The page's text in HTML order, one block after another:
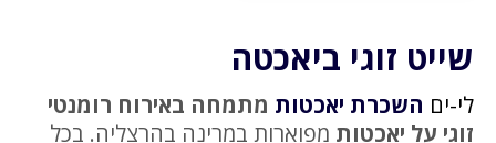
שייט זוגי ביאכטה
לי-ים השכרת יאכטות מתמחה באירוח רומנטי
זוגי על יאכטות מפוארות במרינה בהרצליה. בכל